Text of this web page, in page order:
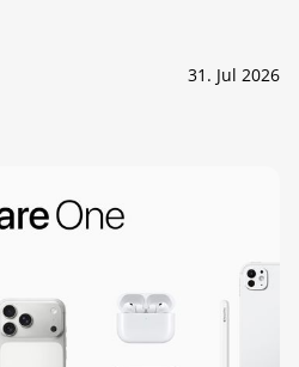
31. Jul 2026